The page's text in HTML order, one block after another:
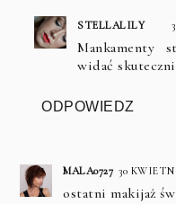
STELLALILY
Mankamenty
widać
ODPOWIEDZ
MALA0727 30
ostatni makijaż